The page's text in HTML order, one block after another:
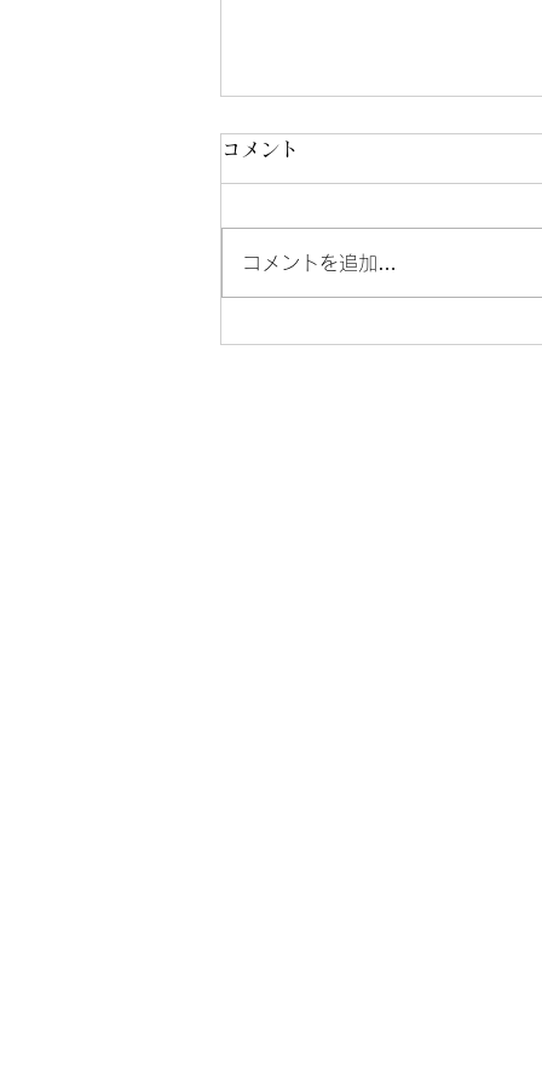
塩原温泉宿花火2026
コメント
コメントを追加…